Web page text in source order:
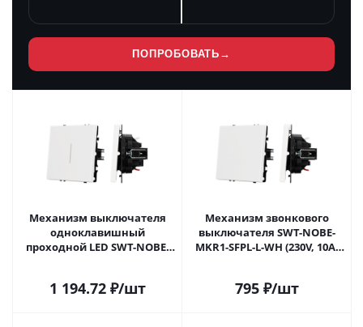
ПОПРОБОВАТЬ →
Механизм выключателя
одноклавишный
проходной LED SWT-NOBE-
054236 в Самаре
1 194.72₽/шт
Механизм звонкового
выключателя SWT-NOBE-
MKR1-SFPL-L-WH (230V, 10A)
795₽/шт